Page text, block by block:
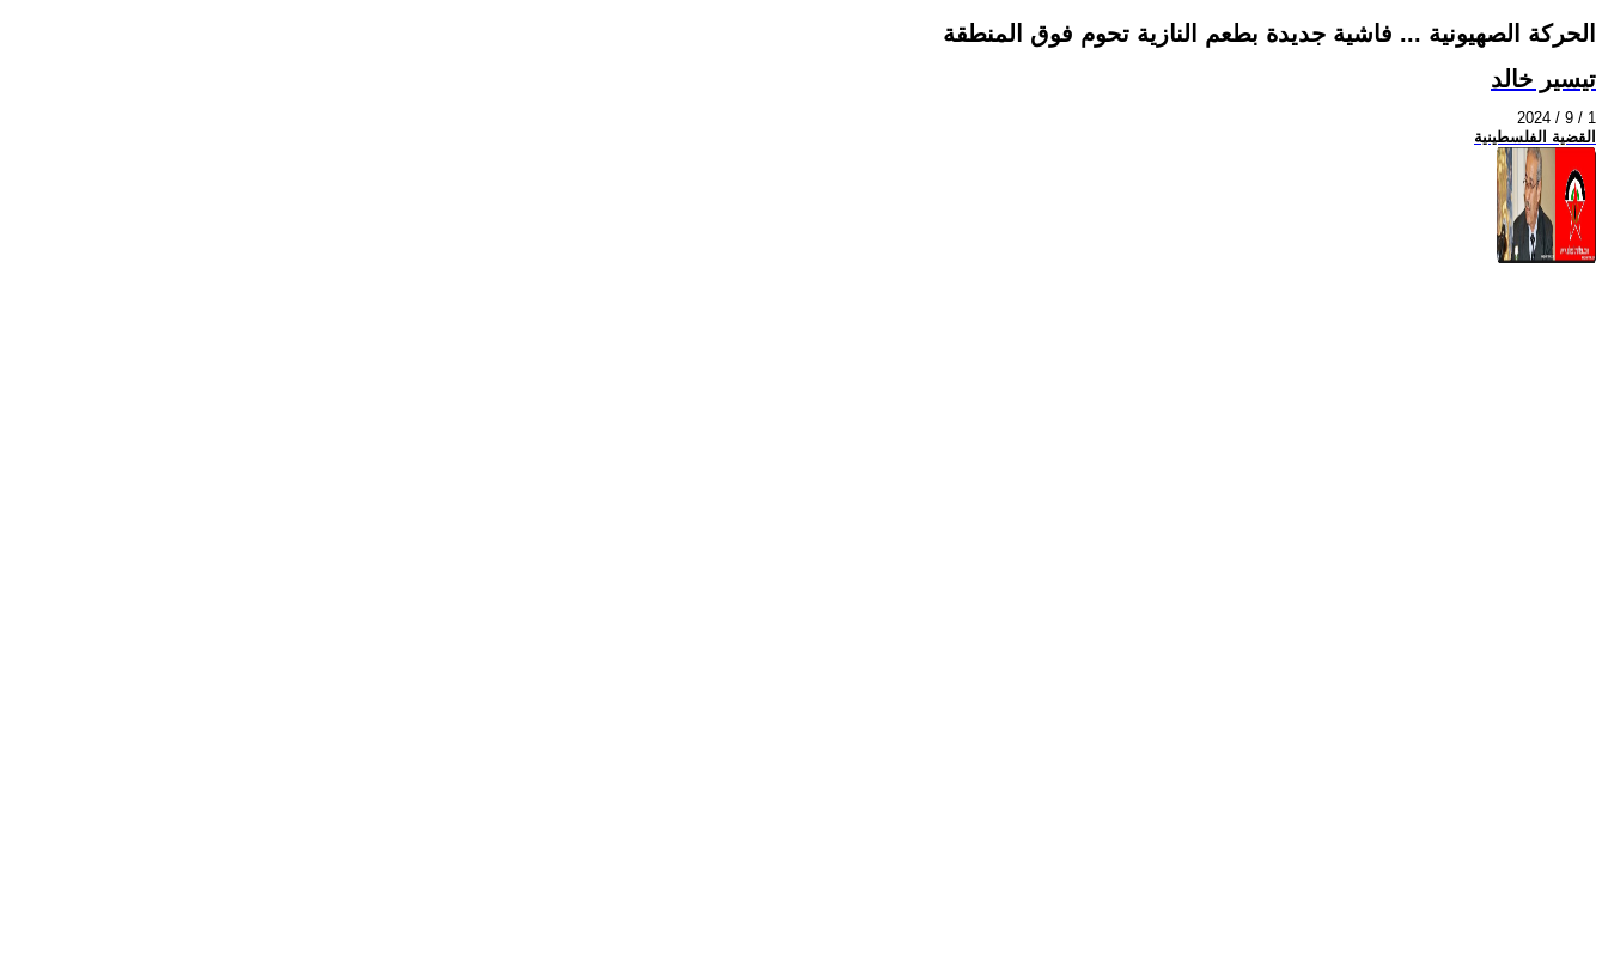
الحركة الصهيونية ... فاشية جديدة بطعم النازية تحوم فوق المنطقة
تيسير خالد
2024 / 9 / 1
القضية الفلسطينية